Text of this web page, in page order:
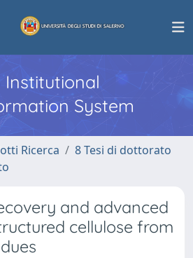
Institutional
System
Ricerca
8 Tesi di dottorato
and advanced
cellulose from